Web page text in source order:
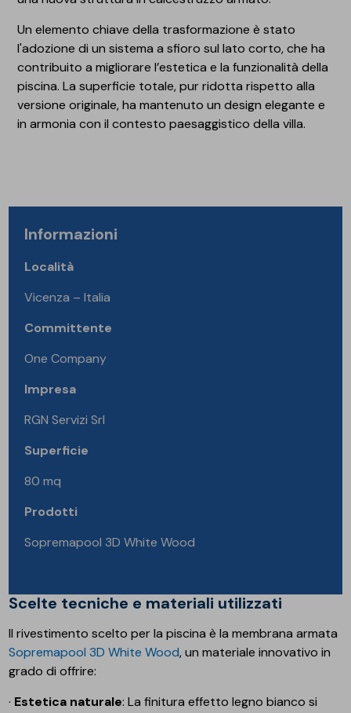
Un elemento chiave della trasformazione è stato
l'adozione di un sistema a sfioro sul lato corto, che ha
contribuito a migliorare l’estetica e la funzionalità della
piscina. La superficie totale, pur ridotta rispetto alla
versione originale, ha mantenuto un design elegante e
in armonia con il contesto paesaggistico della villa.
Informazioni
Località
Vicenza – Italia
Committente
One Company
Impresa
RGN Servizi Srl
Superficie
80 mq
Prodotti
Sopremapool 3D White Wood
Scelte tecniche e materiali utilizzati
Il rivestimento scelto per la piscina è la membrana armata
Sopremapool 3D White Wood, un materiale innovativo in
grado di offrire:
· Estetica naturale: La finitura effetto legno bianco si